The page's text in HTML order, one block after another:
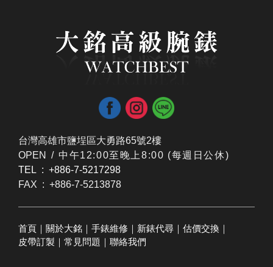
台灣高雄市鹽埕區大勇路65號2樓
OPEN / ​中午12:00至晚上8:00 (每週日公休)
TEL : +886-7-5217298
FAX : +886-7-5213878
首頁 ｜ 關於大銘 ｜ 手錶維修 ｜ 新錶代尋 ｜ 估價交換 ｜
皮帶訂製 ｜ 常見問題 ｜ 聯絡我們